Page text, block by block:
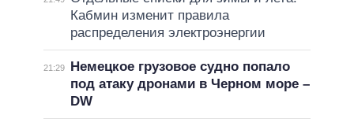
Кабмин изменит правила
распределения электроэнергии
21:29
Немецкое грузовое судно попало
под атаку дронами в Черном море –
DW